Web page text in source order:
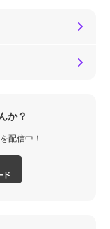
か？
配信中！